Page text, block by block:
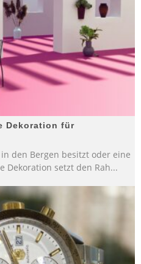
Dekoration für
den Bergen besitzt oder eine
Dekoration setzt den Rah...